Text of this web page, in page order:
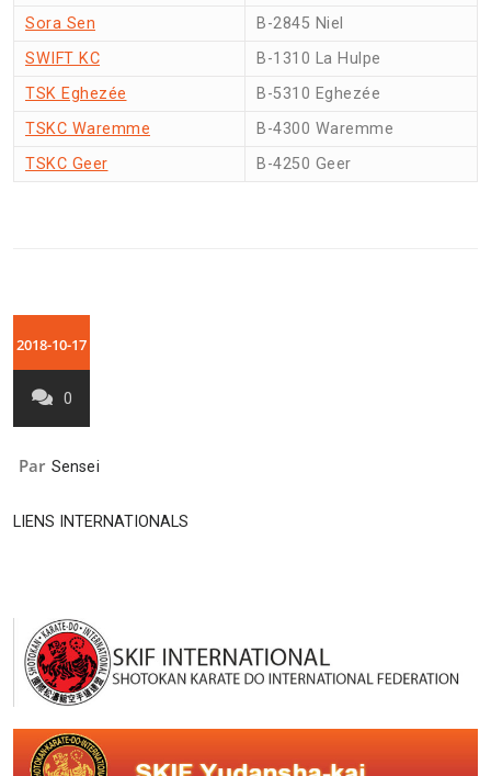
Sora Sen
B-2845 Niel
SWIFT KC
B-1310 La Hulpe
TSK Eghezée
B-5310 Eghezée
TSKC Waremme
B-4300 Waremme
TSKC Geer
B-4250 Geer
2018-10-17
0
Par Sensei
LIENS INTERNATIONALS